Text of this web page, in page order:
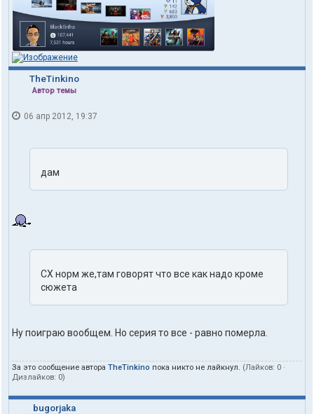
TheTinkino
Автор темы
06 апр 2012, 19:37
дам
СХ норм же,там говорят что все как надо кроме
сюжета
Ну поиграю вообщем. Но серия то все - равно померла.
За это сообщение автора TheTinkino пока никто не лайкнул. (Лайков: 0 ·
Дизлайков: 0)
bugorjaka